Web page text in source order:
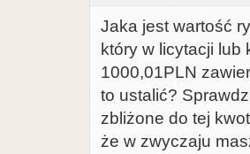
Jaka jest wartość
który w licytacji lub
1000,01PLN
to ustalić?
zbliżone do tej
że w zwyczaju